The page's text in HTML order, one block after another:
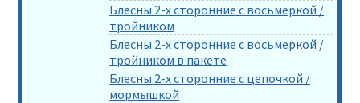
Блесны 2-х сторонние с восьмеркой /
тройником
Блесны 2-х сторонние с восьмеркой /
тройником в пакете
Блесны 2-х сторонние с цепочкой /
мормышкой